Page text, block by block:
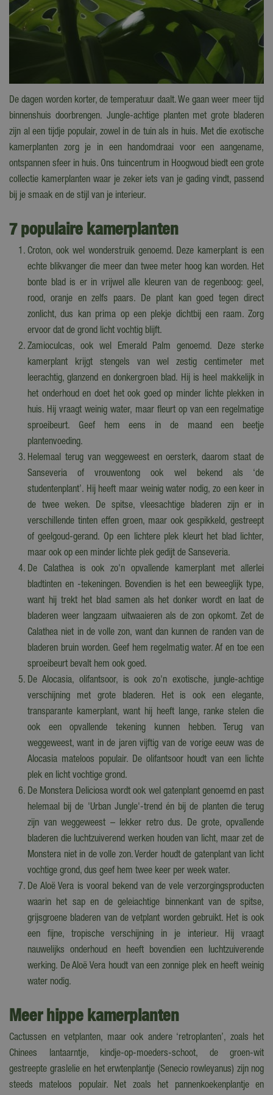
De dagen worden korter, de temperatuur daalt. We gaan weer meer tijd
binnenshuis doorbrengen. Jungle-achtige planten met grote bladeren
zijn al een tijdje populair, zowel in de tuin als in huis. Met die exotische
kamerplanten zorg je in een handomdraai voor een aangename,
ontspannen sfeer in huis. Ons tuincentrum in Hoogwoud biedt een grote
collectie kamerplanten waar je zeker iets van je gading vindt, passend
bij je smaak en de stijl van je interieur.
7 populaire kamerplanten
Croton, ook wel wonderstruik genoemd. Deze kamerplant is een
echte blikvanger die meer dan twee meter hoog kan worden. Het
bonte blad is er in vrijwel alle kleuren van de regenboog: geel,
rood, oranje en zelfs paars. De plant kan goed tegen direct
zonlicht, dus kan prima op een plekje dichtbij een raam. Zorg
ervoor dat de grond licht vochtig blijft.
Zamioculcas, ook wel Emerald Palm genoemd. Deze sterke
kamerplant krijgt stengels van wel zestig centimeter met
leerachtig, glanzend en donkergroen blad. Hij is heel makkelijk in
het onderhoud en doet het ook goed op minder lichte plekken in
huis. Hij vraagt weinig water, maar fleurt op van een regelmatige
sproeibeurt. Geef hem eens in de maand een beetje
plantenvoeding.
Helemaal terug van weggeweest en oersterk, daarom staat de
Sanseveria of vrouwentong ook wel bekend als ‘de
studentenplant’. Hij heeft maar weinig water nodig, zo een keer in
de twee weken. De spitse, vleesachtige bladeren zijn er in
verschillende tinten effen groen, maar ook gespikkeld, gestreept
of geelgoud-gerand. Op een lichtere plek kleurt het blad lichter,
maar ook op een minder lichte plek gedijt de Sanseveria.
De Calathea is ook zo'n opvallende kamerplant met allerlei
bladtinten en -tekeningen. Bovendien is het een beweeglijk type,
want hij trekt het blad samen als het donker wordt en laat de
bladeren weer langzaam uitwaaieren als de zon opkomt. Zet de
Calathea niet in de volle zon, want dan kunnen de randen van de
bladeren bruin worden. Geef hem regelmatig water. Af en toe een
sproeibeurt bevalt hem ook goed.
De Alocasia, olifantsoor, is ook zo'n exotische, jungle-achtige
verschijning met grote bladeren. Het is ook een elegante,
transparante kamerplant, want hij heeft lange, ranke stelen die
ook een opvallende tekening kunnen hebben. Terug van
weggeweest, want in de jaren vijftig van de vorige eeuw was de
Alocasia mateloos populair. De olifantsoor houdt van een lichte
plek en licht vochtige grond.
De Monstera Deliciosa wordt ook wel gatenplant genoemd en past
helemaal bij de 'Urban Jungle'-trend én bij de planten die terug
zijn van weggeweest – lekker retro dus. De grote, opvallende
bladeren die luchtzuiverend werken houden van licht, maar zet de
Monstera niet in de volle zon. Verder houdt de gatenplant van licht
vochtige grond, dus geef hem twee keer per week water.
De Aloë Vera is vooral bekend van de vele verzorgingsproducten
waarin het sap en de geleiachtige binnenkant van de spitse,
grijsgroene bladeren van de vetplant worden gebruikt. Het is ook
een fijne, tropische verschijning in je interieur. Hij vraagt
nauwelijks onderhoud en heeft bovendien een luchtzuiverende
werking. De Aloë Vera houdt van een zonnige plek en heeft weinig
water nodig.
Meer hippe kamerplanten
Cactussen en vetplanten, maar ook andere ‘retroplanten’, zoals het
Chinees lantaarntje, kindje-op-moeders-schoot, de groen-wit
gestreepte graslelie en het erwtenplantje (Senecio rowleyanus) zijn nog
steeds mateloos populair. Net zoals het pannenkoekenplantje en